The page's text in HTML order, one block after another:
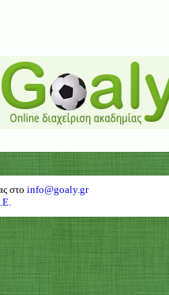
στο info@goaly.gr